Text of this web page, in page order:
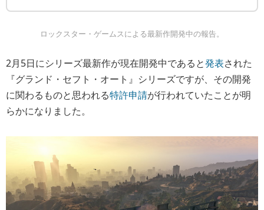
ロックスター・ゲームスによる最新作開発中の報告。
2月5日にシリーズ最新作が現在開発中であると発表された
『グランド・セフト・オート』シリーズですが、その開発
に関わるものと思われる特許申請が行われていたことが明
らかになりました。